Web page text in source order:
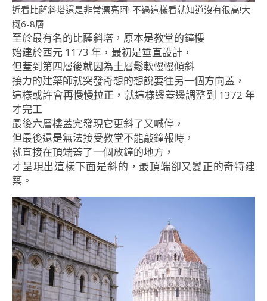
近看比薩斜塔還是非常漂亮阿! 不過這樣看就知道沒有很高!大
概6-8層
至於最有名的比薩斜塔，原本是教堂的鐘樓
始建於西元 1173 年，最初是垂直設計，
但蓋到第四層後就因為土層鬆軟慢慢傾斜
接力的建築師就突發奇想的想說要往另一個方向蓋，
這樣或許會再慢慢拉正，就這樣邊蓋邊調整到 1372 年
才完工
最後六層樓蓋完發現它更斜了又喊停，
但最後還是無法接受教堂不能敲鐘報時，
就直接在頂端蓋了一個放鐘的地方，
才呈現出這樣下面是斜的，最頂端卻又變正的奇特建
築。